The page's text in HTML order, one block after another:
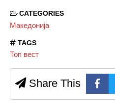
CATEGORIES
Македонија
TAGS
Топ вест
Share This